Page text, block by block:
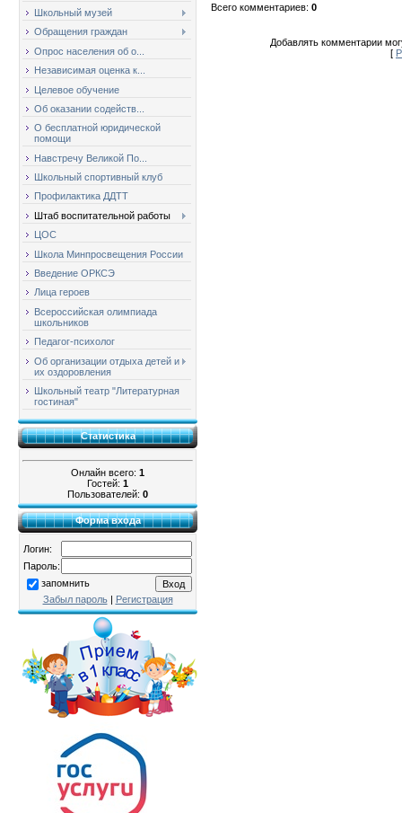
Школьный музей
Обращения граждан
Опрос населения об о...
Независимая оценка к...
Целевое обучение
Об оказании содейств...
О бесплатной юридической
помощи
Навстречу Великой По...
Школьный спортивный клуб
Профилактика ДДТТ
Штаб воспитательной работы
ЦОС
Школа Минпросвещения России
Введение ОРКСЭ
Лица героев
Всероссийская олимпиада
школьников
Педагог-психолог
Об организации отдыха детей и
их оздоровления
Школьный театр "Литературная
гостиная"
Статистика
Онлайн всего: 1
Гостей: 1
Пользователей: 0
Форма входа
Логин:
Пароль:
запомнить
Забыл пароль| Регистрация
Всего комментариев: 0
Добавлять комментарии
[